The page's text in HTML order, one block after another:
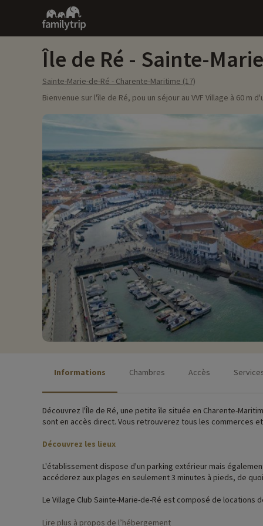
Family
trip
Île de Ré - Sainte-
Sainte-Marie-de-Ré - Charente-Maritime (17)
Bienvenue sur l'île de Ré, pou un séjour au VVF Village à 60
Informations Chambres Accès
Découvrez l'Île de Ré, une petite île située en Charente-
sont en accès direct. Vous retrouverez tous les commerces
Découvrez les lieux
L'établissement dispose d'un parking extérieur mais
accéderez aux plages en seulement 3 minutes à pieds, de
Le Village Club Sainte-Marie-de-Ré est composé de
Lire plus à propos de l’hébergement